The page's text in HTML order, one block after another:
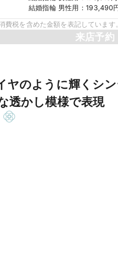
結婚指輪 男性用 ：193,490
費税を含めた金額を表記しています。
来店予約
のように輝くシ
透かし模様で表現